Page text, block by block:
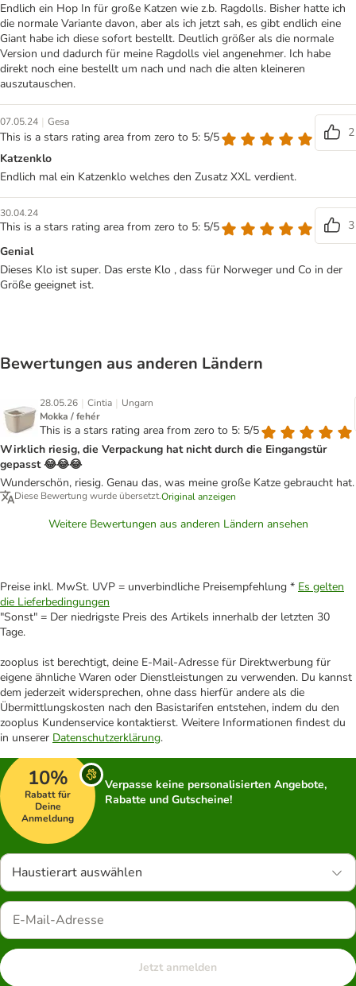
Endlich ein Hop In für große Katzen wie z.b. Ragdolls. Bisher hatte ich
die normale Variante davon, aber als ich jetzt sah, es gibt endlich eine
Giant habe ich diese sofort bestellt. Deutlich größer als die normale
Version und dadurch für meine Ragdolls viel angenehmer. Ich habe
direkt noch eine bestellt um nach und nach die alten kleineren
auszutauschen.
07.05.24 | Gesa
This is a stars rating area from zero to 5: 5/5
2
Katzenklo
Endlich mal ein Katzenklo welches den Zusatz XXL verdient.
30.04.24
This is a stars rating area from zero to 5: 5/5
3
Genial
Dieses Klo ist super. Das erste Klo , dass für Norweger und Co in der
Größe geeignet ist.
Bewertungen aus anderen Ländern
28.05.26 | Cintia | Ungarn
Mokka / fehér
This is a stars rating area from zero to 5: 5/5
Wirklich riesig, die Verpackung hat nicht durch die Eingangstür
gepasst 😂😂😂
Wunderschön, riesig. Genau das, was meine große Katze gebraucht hat.
Diese Bewertung wurde übersetzt.Original anzeigen
Weitere Bewertungen aus anderen Ländern ansehen
Preise inkl. MwSt. UVP = unverbindliche Preisempfehlung * Es gelten
die Lieferbedingungen
"Sonst" = Der niedrigste Preis des Artikels innerhalb der letzten 30
Tage.
zooplus ist berechtigt, deine E-Mail-Adresse für Direktwerbung für
eigene ähnliche Waren oder Dienstleistungen zu verwenden. Du kannst
dem jederzeit widersprechen, ohne dass hierfür andere als die
Übermittlungskosten nach den Basistarifen entstehen, indem du den
zooplus Kundenservice kontaktierst. Weitere Informationen findest du
in unserer Datenschutzerklärung.
10%
Rabatt für
Deine
Anmeldung
Verpasse keine personalisierten Angebote,
Rabatte und Gutscheine!
Haustierart auswählen
Jetzt anmelden